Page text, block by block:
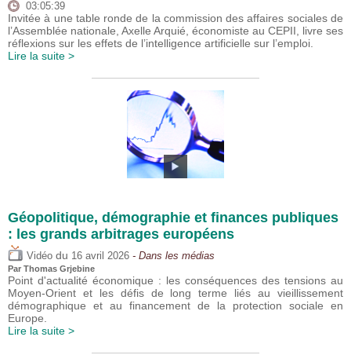
03:05:39
Invitée à une table ronde de la commission des affaires sociales de
l’Assemblée nationale, Axelle Arquié, économiste au CEPII, livre ses
réflexions sur les effets de l’intelligence artificielle sur l’emploi.
Lire la suite >
Géopolitique, démographie et finances publiques
: les grands arbitrages européens
Vidéo du 16 avril 2026 - Dans les médias
Par Thomas Grjebine
Point d'actualité économique : les conséquences des tensions au
Moyen-Orient et les défis de long terme liés au vieillissement
démographique et au financement de la protection sociale en
Europe.
Lire la suite >